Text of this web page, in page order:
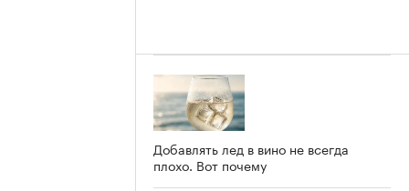
Добавлять лед в вино не всегда
плохо. Вот почему